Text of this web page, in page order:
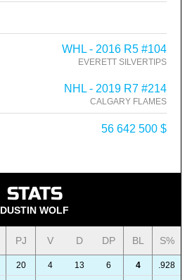
WHL - 2016 R5 #104
EVERETT SILVERTIPS
NHL - 2019 R7 #214
CALGARY FLAMES
56 642 500 $
STATS
DUSTIN WOLF
PJ V D DP BL S%
20 4 13 6 4 .928